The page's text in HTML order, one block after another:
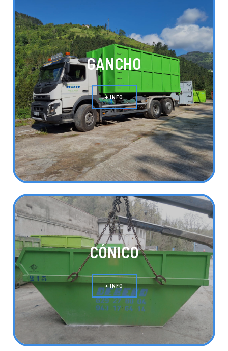
GANCHO
+ INFO
CÓNICO
+ INFO